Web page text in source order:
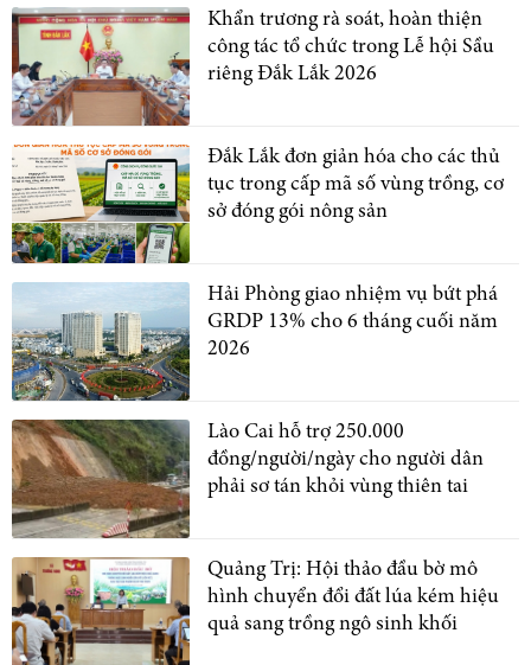
Khẩn trương rà soát, hoàn thiện
công tác tổ chức trong Lễ hội Sầu
riêng Đắk Lắk 2026
Đắk Lắk đơn giản hóa cho các thủ
tục trong cấp mã số vùng trồng, cơ
sở đóng gói nông sản
Hải Phòng giao nhiệm vụ bứt phá
GRDP 13% cho 6 tháng cuối năm
2026
Lào Cai hỗ trợ 250.000
đồng/người/ngày cho người dân
phải sơ tán khỏi vùng thiên tai
Quảng Trị: Hội thảo đầu bờ mô
hình chuyển đổi đất lúa kém hiệu
quả sang trồng ngô sinh khối